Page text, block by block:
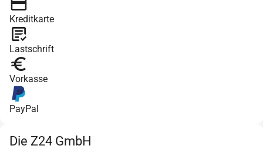
Kreditkarte
Lastschrift
Vorkasse
PayPal
Die Z24 GmbH